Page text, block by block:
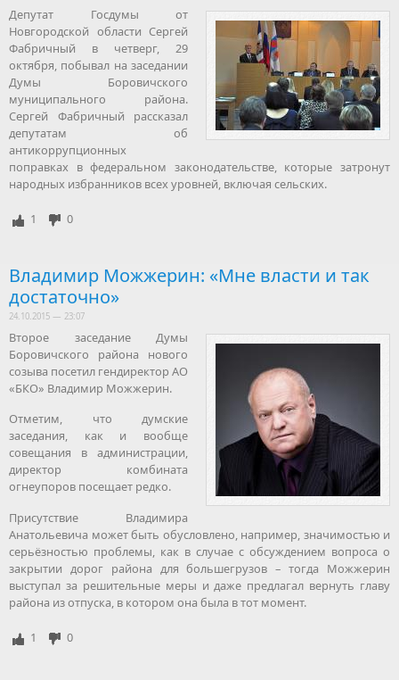
Депутат Госдумы от
Новгородской области Сергей
Фабричный в четверг, 29
октября, побывал на заседании
Думы Боровичского
муниципального района.
Сергей Фабричный рассказал
депутатам об
антикоррупционных
поправках в федеральном законодательстве, которые затронут
народных избранников всех уровней, включая сельских.
1 0
Владимир Можжерин: «Мне власти и так
достаточно»
24.10.2015 — 23:07
Второе заседание Думы
Боровичского района нового
созыва посетил гендиректор АО
«БКО» Владимир Можжерин.
Отметим, что думские
заседания, как и вообще
совещания в администрации,
директор комбината
огнеупоров посещает редко.
Присутствие Владимира
Анатольевича может быть обусловлено, например, значимостью и
серьёзностью проблемы, как в случае с обсуждением вопроса о
закрытии дорог района для большегрузов – тогда Можжерин
выступал за решительные меры и даже предлагал вернуть главу
района из отпуска, в котором она была в тот момент.
1 0